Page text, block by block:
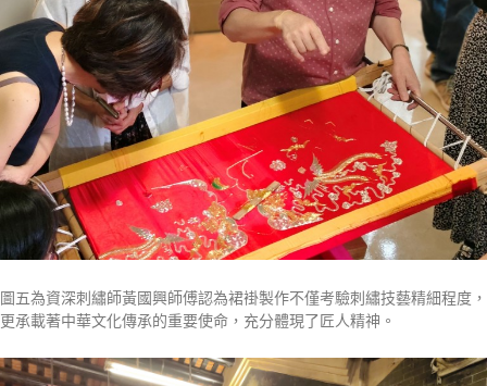
圖五為資深刺繡師黃國興師傅認為裙褂製作不僅考驗刺繡技藝精細程度，
更承載著中華文化傳承的重要使命，充分體現了匠人精神。